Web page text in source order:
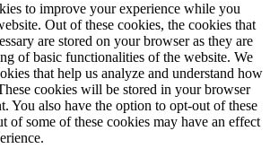
to improve your experience while you
Out of these cookies, the cookies that
are stored on your browser as they are
of basic functionalities of the website. We
that help us analyze and understand how
cookies will be stored in your browser
You also have the option to opt-out of these
of some of these cookies may have an effect